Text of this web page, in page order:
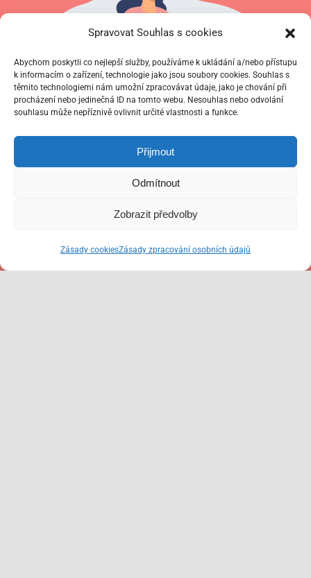
Spravovat Souhlas s cookies
Abychom poskytli co nejlepší služby, používáme k ukládání a/nebo přístupu
k informacím o zařízení, technologie jako jsou soubory cookies. Souhlas s
těmito technologiemi nám umožní zpracovávat údaje, jako je chování při
procházení nebo jedinečná ID na tomto webu. Nesouhlas nebo odvolání
souhlasu může nepříznivě ovlivnit určité vlastnosti a funkce.
Přijmout
Odmítnout
Zobrazit předvolby
Zásady cookiesZásady zpracování osobních údajů
Úvodní konzultace zdarma
Nevíte, jaká forma výuky Vám nejvíc sedne?
vaše cíle a vybereme pro Vás ideální
způsob výuky.